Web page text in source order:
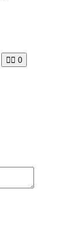
🧘‍♀️ 0